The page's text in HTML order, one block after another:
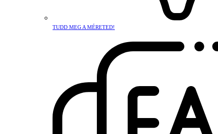
TUDD MEG A MÉRETED!